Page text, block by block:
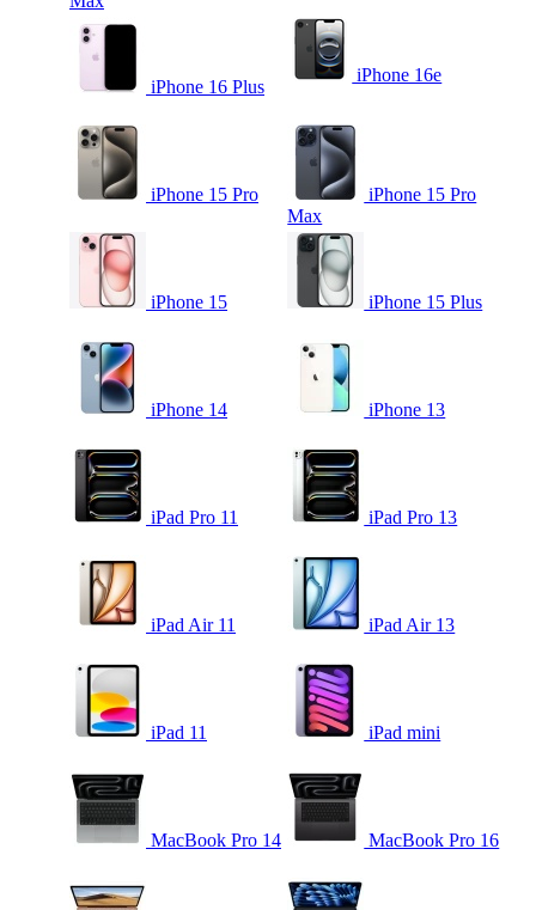
iPhone 16 Plus
iPhone 16e
iPhone 15 Pro
iPhone 15 Pro
Max
iPhone 15 iPhone 15 Plus
iPhone 14 iPhone 13
iPad Pro 11 iPad Pro 13
iPad Air 11 iPad Air 13
iPad 11 iPad mini
MacBook Pro 14 MacBook Pro 16